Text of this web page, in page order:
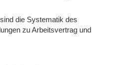
die Systematik des
zu Arbeitsvertrag und